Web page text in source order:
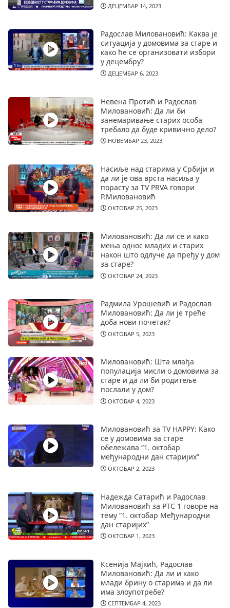
ДЕЦЕМБАР 14, 2023
Радослав Миловановић: Каква је
ситуација у домовима за старе и
како ће се организовати избори
у децембру?
ДЕЦЕМБАР 6, 2023
Невена Протић и Радослав
Миловановић: Да ли би
занемаривање старих особа
требало да буде кривично дело?
НОВЕМБАР 23, 2023
Насиље над старима у Србији и
да ли је ова врста насиља у
порасту за TV PRVA говори
Р.Миловановић
ОКТОБАР 25, 2023
Миловановић: Да ли се и како
мења однос младих и старих
након што одлуче да пређу у дом
за старе?
ОКТОБАР 24, 2023
Радмила Урошевић и Радослав
Миловановић: Да ли је треће
доба нови почетак?
ОКТОБАР 5, 2023
Миловановић: Шта млађа
популација мисли о домовима за
старе и да ли би родитеље
послали у дом?
ОКТОБАР 4, 2023
Миловановић за TV HAPPY: Како
се у домовима за старе
обележава “1. октобар
међународни дан старијих”
ОКТОБАР 2, 2023
Надежда Сатарић и Радослав
Миловановић за РТС 1 говоре на
тему “1. октобар Међународни
дан старијих”
ОКТОБАР 1, 2023
Ксенија Мајкић, Радослав
Миловановић: Да ли и како
млади брину о старима и да ли
има злоупотребе?
СЕПТЕМБАР 4, 2023